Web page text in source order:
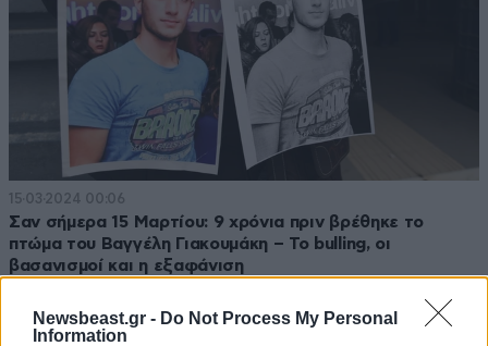
Newsbeast.gr - Do Not Process My Personal
Information
15·03·2024 00:06
Σαν σήμερα 15 Μαρτίου: 9 χρόνια πριν βρέθηκε το
πτώμα του Βαγγέλη Γιακουμάκη – Το bulling, οι
βασανισμοί και η εξαφάνιση